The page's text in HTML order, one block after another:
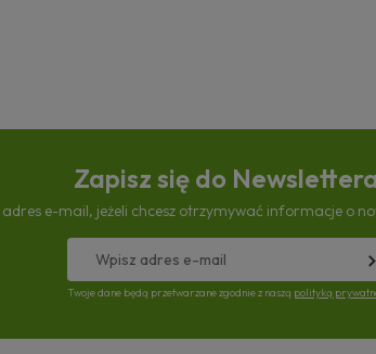
Zapisz się do
adres e-mail, jeżeli chcesz otrzymywać informacje o
Twoje dane będą przetwarzane zgodnie z naszą polityką